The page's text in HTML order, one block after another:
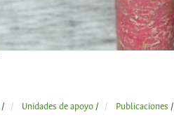
/ Unidades de apoyo / Publicaciones /